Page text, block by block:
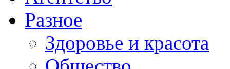
Разное
Здоровье и красота